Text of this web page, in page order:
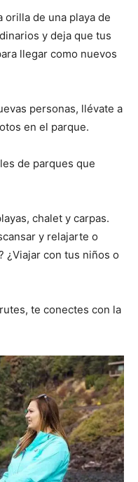
orilla de una playa de
y deja que tus
llegar como nuevos
personas, llévate a
en el parque.
de parques que
chalet y carpas.
y relajarte o
¿Viajar con tus niños o
te conectes con la